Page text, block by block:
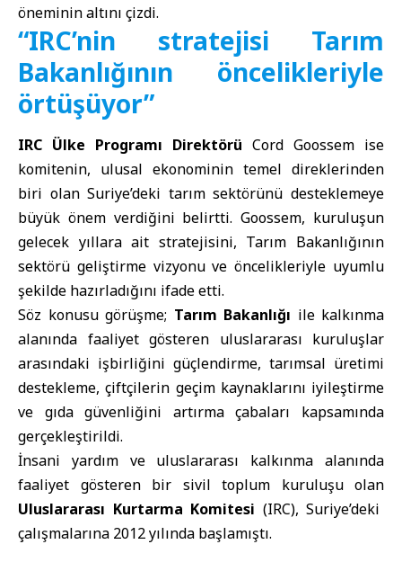
öneminin altını çizdi.
“IRC’nin stratejisi Tarım
Bakanlığının öncelikleriyle
örtüşüyor”
IRC Ülke Programı Direktörü Cord Goossem ise
komitenin, ulusal ekonominin temel direklerinden
biri olan Suriye’deki tarım sektörünü desteklemeye
büyük önem verdiğini belirtti. Goossem, kuruluşun
gelecek yıllara ait stratejisini, Tarım Bakanlığının
sektörü geliştirme vizyonu ve öncelikleriyle uyumlu
şekilde hazırladığını ifade etti.
Söz konusu görüşme; Tarım Bakanlığı ile kalkınma
alanında faaliyet gösteren uluslararası kuruluşlar
arasındaki işbirliğini güçlendirme, tarımsal üretimi
destekleme, çiftçilerin geçim kaynaklarını iyileştirme
ve gıda güvenliğini artırma çabaları kapsamında
gerçekleştirildi.
İnsani yardım ve uluslararası kalkınma alanında
faaliyet gösteren bir sivil toplum kuruluşu olan
Uluslararası Kurtarma Komitesi (IRC), Suriye’deki
çalışmalarına 2012 yılında başlamıştı.